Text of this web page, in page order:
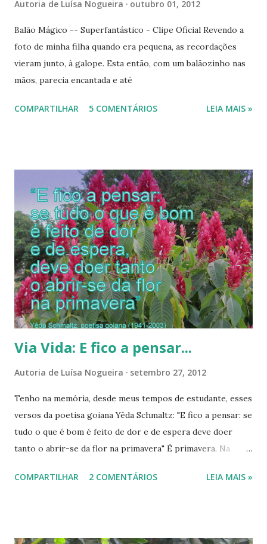
Autoria de Luísa Nogueira outubro 01, 2012
Balão Mágico -- Superfantástico - Clipe Oficial Revendo a
foto de minha filha quando era pequena, as recordações
vieram junto, à galope. Esta então, com um balãozinho nas
mãos, parecia encantada e até
COMPARTILHAR 5 COMENTÁRIOS LEIA MAIS »
Via Vida: E fico a pensar...
Autoria de Luísa Nogueira setembro 27, 2012
Tenho na memória, desde meus tempos de estudante, esses
versos da poetisa goiana Yêda Schmaltz: "E fico a pensar: se
tudo o que é bom é feito de dor e de espera deve doer
tanto o abrir-se da flor na primavera" É primavera. Na
Porém muitos mais realizados. Vamos cuidar das flores que
COMPARTILHAR 2 COMENTÁRIOS LEIA MAIS »